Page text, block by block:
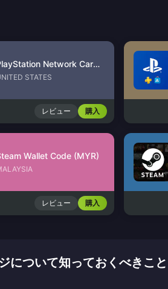
PlayStation Network Card (US)
STATES
レビュー 購入
Wallet Code (MYR)
レビュー 購入
について知っておくべきこ